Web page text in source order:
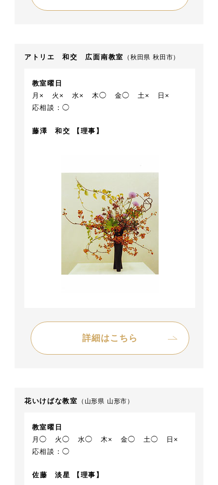
アトリエ 和交 広面南教室 （秋田県 秋田市）
教室曜日
月×
火× 水× 木◯ 金◯ 土×
日×
応相談：◯
藤澤 和交 【理事】
詳細はこちら
花いけばな教室 （山形県 山形市）
教室曜日
月◯
火◯ 水◯ 木× 金◯ 土◯
日×
応相談：◯
佐藤 淡星 【理事】